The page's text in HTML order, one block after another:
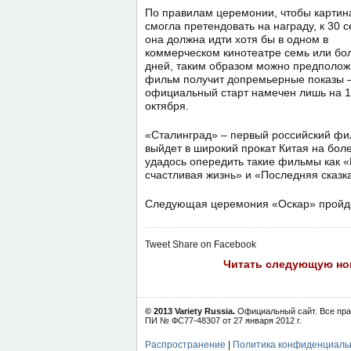
По правилам церемонии, чтобы
смогла претендовать на награду, к 30
она должна идти хотя бы в одном в
коммерческом кинотеатре семь или
дней, таким образом можно
фильм получит допремьерные показы
официальный старт намечен лишь на
октября.
«Сталинград» – первый российский
выйдет в широкий прокат Китая на
удадось опередить такие фильмы
счастливая жизнь» и «Последняя
Следующая церемония «Оскар»
TweetShare on Facebook
Читать следующую
© 2013 Variety Russia. Официальный сайт. Все
ПИ № ФС77-48307 от 27 января 2012 г.
Распространение Политика